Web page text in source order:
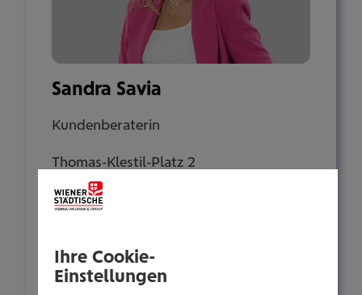
Sandra Savia
Kundenberaterin
Thomas-Klestil-Platz 2
1030 Wien
+435035025036
Mobil:
Ihre Cookie-
Einstellungen